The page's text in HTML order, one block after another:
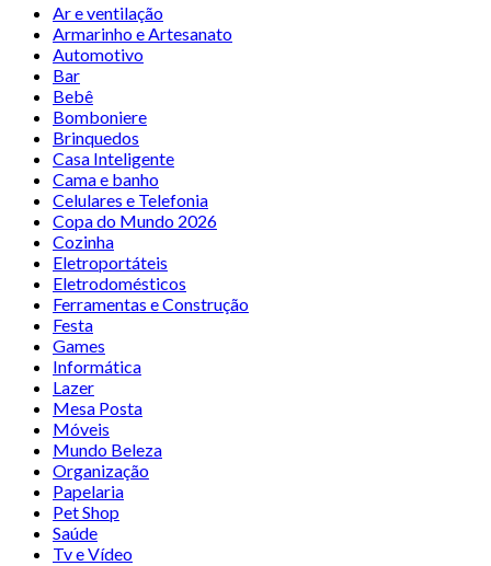
Ar e ventilação
Armarinho e Artesanato
Automotivo
Bar
Bebê
Bomboniere
Brinquedos
Casa Inteligente
Cama e banho
Celulares e Telefonia
Copa do Mundo 2026
Cozinha
Eletroportáteis
Eletrodomésticos
Ferramentas e Construção
Festa
Games
Informática
Lazer
Mesa Posta
Móveis
Mundo Beleza
Organização
Papelaria
Pet Shop
Saúde
Tv e Vídeo